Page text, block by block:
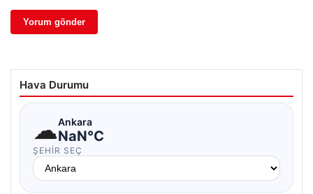
Hava Durumu
☁Ankara
NaN°C
ŞEHIR SEÇ